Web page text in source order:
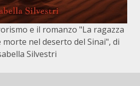
e il romanzo "La ragazza
nel deserto del Sinai", di
Silvestri